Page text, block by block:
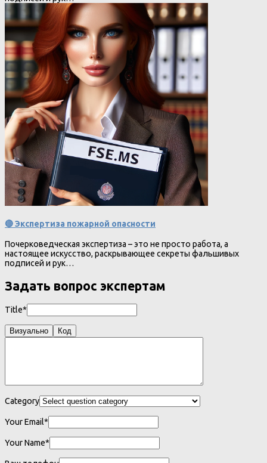
🔴 Экспертиза пожарной опасности
Почерковедческая экспертиза – это не просто работа, а
настоящее искусство, раскрывающее секреты фальшивых
подписей и рук…
Задать вопрос экспертам
Title*
Визуально Код
Category
Your Email*
Your Name*